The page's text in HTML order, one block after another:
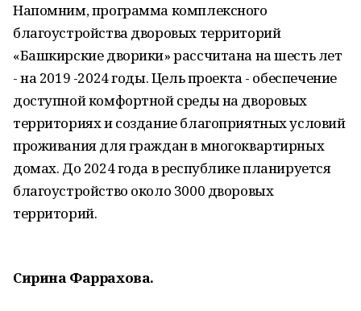
Напомним, программа комплексного
благоустройства дворовых территорий
«Башкирские дворики» рассчитана на шесть лет
- на 2019 -2024 годы. Цель проекта - обеспечение
доступной комфортной среды на дворовых
территориях и создание благоприятных условий
проживания для граждан в многоквартирных
домах. До 2024 года в республике планируется
благоустройство около 3000 дворовых
территорий.
Сирина Фаррахова.